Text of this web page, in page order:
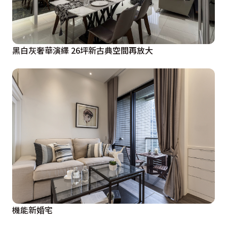
黑白灰奢華演繹 26坪新古典空間再放大
機能新婚宅